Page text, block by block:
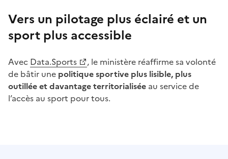
Vers un pilotage plus éclairé et un
sport plus accessible
Avec Data.Sports
, le ministère réaffirme sa volonté
de bâtir une politique sportive plus lisible, plus
outillée et davantage territorialisée au service de
l’accès au sport pour tous.